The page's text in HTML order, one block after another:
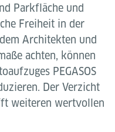
Parkfläche und
Freiheit in der
Architekten und
achten, können
PEGASOS
Der Verzicht
weiteren wertvollen